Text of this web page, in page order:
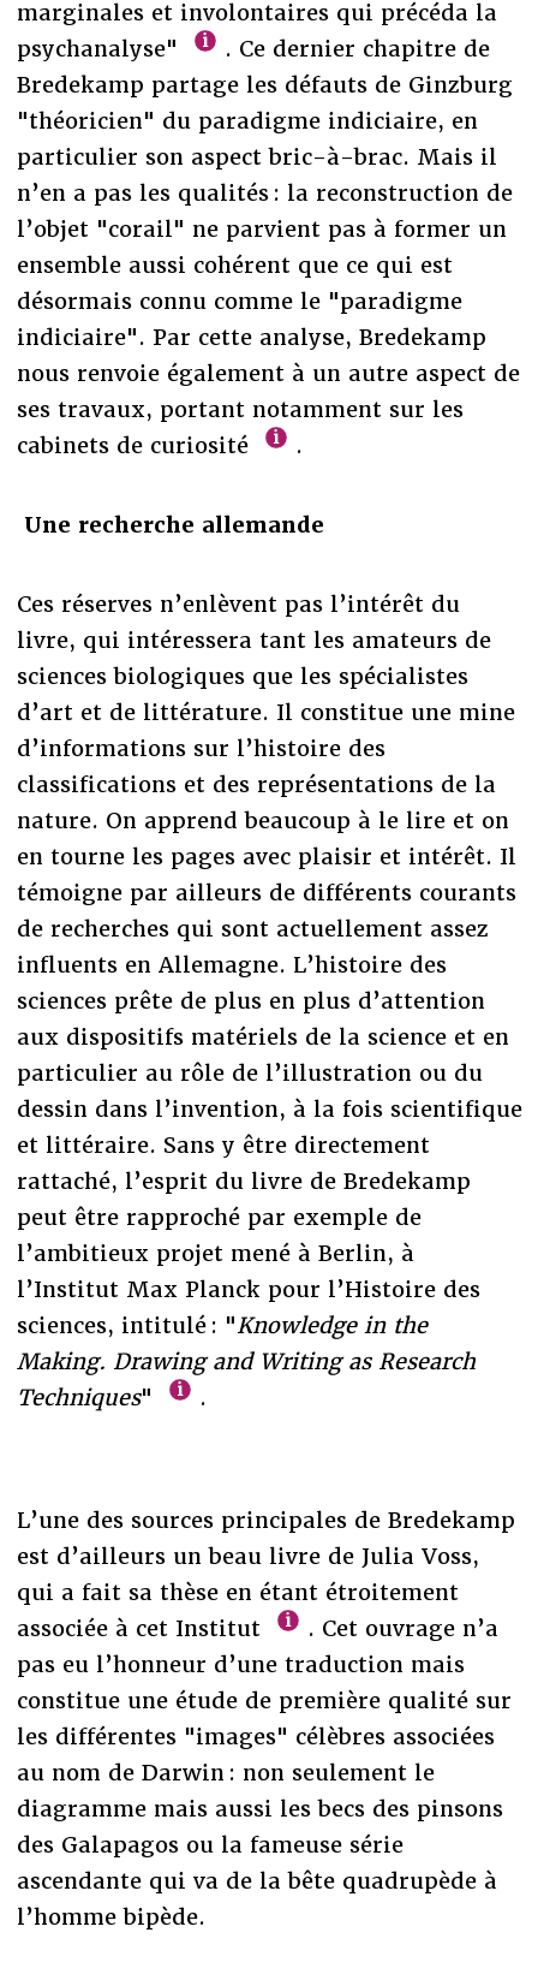
marginales et involontaires qui précéda la
psychanalyse"
. Ce dernier chapitre de
Bredekamp partage les défauts de Ginzburg
"théoricien" du paradigme indiciaire, en
particulier son aspect bric-à-brac. Mais il
n’en a pas les qualités : la reconstruction de
l’objet "corail" ne parvient pas à former un
ensemble aussi cohérent que ce qui est
désormais connu comme le "paradigme
indiciaire". Par cette analyse, Bredekamp
nous renvoie également à un autre aspect de
ses travaux, portant notamment sur les
cabinets de curiosité
.
Une recherche allemande
Ces réserves n’enlèvent pas l’intérêt du
livre, qui intéressera tant les amateurs de
sciences biologiques que les spécialistes
d’art et de littérature. Il constitue une mine
d’informations sur l’histoire des
classifications et des représentations de la
nature. On apprend beaucoup à le lire et on
en tourne les pages avec plaisir et intérêt. Il
témoigne par ailleurs de différents courants
de recherches qui sont actuellement assez
influents en Allemagne. L’histoire des
sciences prête de plus en plus d’attention
aux dispositifs matériels de la science et en
particulier au rôle de l’illustration ou du
dessin dans l’invention, à la fois scientifique
et littéraire. Sans y être directement
rattaché, l’esprit du livre de Bredekamp
peut être rapproché par exemple de
l’ambitieux projet mené à Berlin, à
l’Institut Max Planck pour l’Histoire des
sciences, intitulé : "Knowledge in the
Making. Drawing and Writing as Research
Techniques" .
L’une des sources principales de Bredekamp
est d’ailleurs un beau livre de Julia Voss,
qui a fait sa thèse en étant étroitement
associée à cet Institut
. Cet ouvrage n’a
pas eu l’honneur d’une traduction mais
constitue une étude de première qualité sur
les différentes "images" célèbres associées
au nom de Darwin : non seulement le
diagramme mais aussi les becs des pinsons
des Galapagos ou la fameuse série
ascendante qui va de la bête quadrupède à
l’homme bipède.